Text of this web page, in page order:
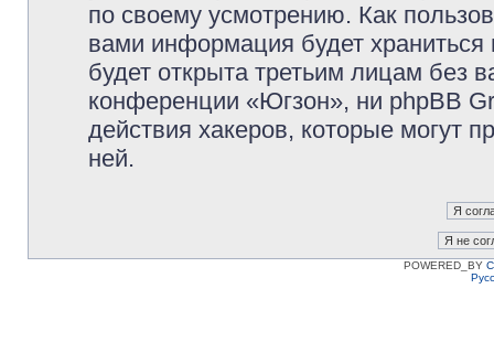
по своему усмотрению. Как
вами информация будет
будет открыта третьим лицам без
конференции «Югзон», ни phpBB
действия хакеров, которые могут
ней.
POWERED_BY